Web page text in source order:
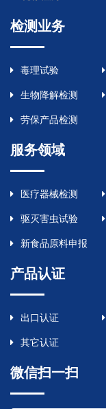
检测业务
毒理试验
生物降解检测
劳保产品检测
服务领域
医疗器械检测
驱灭害虫试验
新食品原料申报
产品认证
出口认证
其它认证
微信扫一扫